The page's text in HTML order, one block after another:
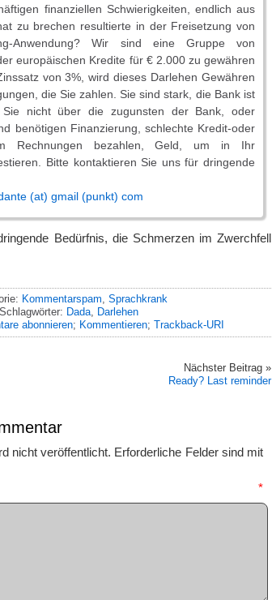
finanziellen Schwierigkeiten, endlich aus
zu brechen resultierte in der Freisetzung von
Anwendung? Wir sind eine Gruppe von
europäischen Kredite für € 2.000 zu gewähren
von 3%, wird dieses Darlehen Gewähren
die Sie zahlen. Sie sind stark, die Bank ist
nicht über die zugunsten der Bank, oder
benötigen Finanzierung, schlechte Kredit-oder
Rechnungen bezahlen, Geld, um in Ihr
Bitte kontaktieren Sie uns für dringende
(at) gmail (punkt) com
Bedürfnis, die Schmerzen im Zwerchfell
Kommentarspam Sprachkrank
Schlagwörter: Dada
Darlehen
abonnieren; Kommentieren; Trackback-URI
Nächster Beitrag »
Ready? Last reminder
nicht veröffentlicht. Erforderliche Felder sind mit
*